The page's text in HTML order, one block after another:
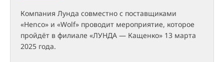
Компания Лунда совместно с поставщиками
«Henco» и «Wolf» проводит мероприятие, которое
пройдёт в филиале «ЛУНДА — Кащенко» 13 марта
2025 года.